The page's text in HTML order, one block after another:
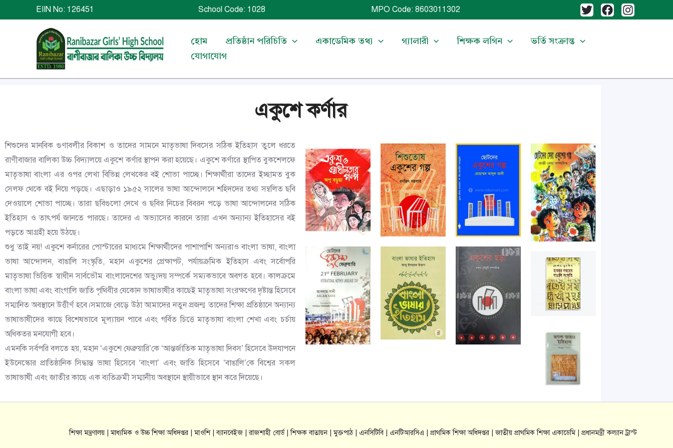
to
EIIN No: 126451 School Code: 1028 MPO Code: 8603011302
হোম প্রতিষ্ঠান পরিচিতি একাডেমিক তথ্য গ্যালারী শিক্ষক লগিন
ভর্তি সংক্রান্ত
যোগাযোগ
একুশে কর্ণার
শিশুদের মানবিক গুণাবলীর বিকাশ ও তাদের সামনে মাতৃভাষা দিবসের সঠিক ইতিহাস তুলে ধরতে
রাণীবাজার বালিকা উচ্চ বিদ্যালয়ে একুশে কর্ণার স্থাপন করা হয়েছে। একুশে কর্ণারে স্থাপিত বুকশেলফে
মাতৃভাষা বাংলা এর ওপর লেখা বিভিন্ন লেখকের বই শোভা পাচ্ছে। শিক্ষার্থীরা তাদের ইচ্ছামত বুক
সেলফ থেকে বই নিয়ে পড়ছে। এছাড়াও ১৯৫২ সালের ভাষা আন্দোলনে শহিদদের তথ্য সম্বলিত ছবি
দেওয়ালে শোভা পাচ্ছে। তারা ছবিগুলো দেখে ও ছবির নিচের বিবরন পড়ে ভাষা আন্দোলনের সঠিক
ইতিহাস ও তাৎপর্য জানতে পারছে। তাদের এ অভ্যাসের কারনে তারা এখন অন্যান্য ইতিহাসের বই
পড়তে আগ্রহী হয়ে উঠছে।
শুধু তাই নয়! একুশে কর্নারের পোস্টারের মাধ্যমে শিক্ষার্থীদের পাশাপাশি অন্যরাও বাংলা ভাষা, বাংলা
ভাষা আন্দোলন, বাঙালি সংস্কৃতি, মহান একুশের প্রেক্ষাপট, পর্যায়ক্রমিক ইতিহাস এবং সর্বোপরি
মাতৃভাষা ভিত্তিক স্বাধীন সার্বভৌম বাংলাদেশের অভ্যুদয় সম্পর্কে সম্যকভাবে অবগত হবে। কালক্রমে
বাংলা ভাষা এবং বাংগালি জাতি পৃথিবীর যেকোন ভাষাভাষীর কাছেই মাতৃভাষা সংরক্ষণের দৃষ্টান্ত হিসেবে
সম্মানিত অবস্থানে উত্তীর্ণ হবে।সমাজে বেড়ে উঠা আমাদের নতুন প্রজন্ম তাদের শিক্ষা প্রতিষ্ঠানে অন্যান্য
ভাষাভাষীদের কাছে বিশেষভাবে মূল্যায়ন পাবে এবং গর্বিত চিত্তে মাতৃভাষা বাংলা শেখা এবং চর্চায়
অধিকতর মনযোগী হবে।
এমনকি সর্বপরি বলতে হয়, মহান ‘একুশে ফেব্রুয়ারি’কে ‘আন্তর্জাতিক মাতৃভাষা দিবস’ হিসেবে উদযাপনে
ইউনেস্কোর প্রাতিষ্ঠানিক সিদ্ধান্ত ভাষা হিসেবে ‘বাংলা’ এবং জাতি হিসেবে ‘বাঙালি’কে বিশ্বের সকল
ভাষাভাষী এবং জাতীর কাছে এক ব্যতিক্রমী সম্মানীয় অবস্থানে স্থায়ীভাবে স্থান করে দিয়েছে।
শিক্ষা মন্ত্রণালয় |মাধ্যমিক ও উচ্চ শিক্ষা অধিদপ্তর |মাওশি |ব্যানবেইজ |রাজশাহী বোর্ড |শিক্ষক বাতায়ন |মুক্তপাঠ | এনসিটিবি | এনটিআরসিএ | প্রাথমিক শিক্ষা অধিদপ্তর |জাতীয় প্রাথমিক শিক্ষা একাডেমি | প্রধানমন্ত্রী কল্যান ট্রাস্ট